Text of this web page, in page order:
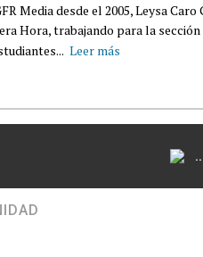
Media desde el 2005, Leysa
Hora, trabajando para la
Leer más